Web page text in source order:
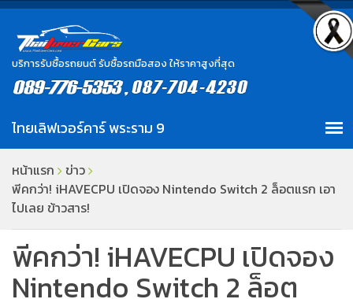
บริการรับซื้อรถยนต์ รับซื้อรถมือสอง ให้ราคาสูงที่สุด
หน้าแรก
ข่าว
พีคกว่า! iHAVECPU เปิดจอง Nintendo Switch 2 ล็อตแรก เอา
ไปเลย ข้าวสาร!
พีคกว่า! iHAVECPU เปิดจอง
Nintendo Switch 2 ล็อต